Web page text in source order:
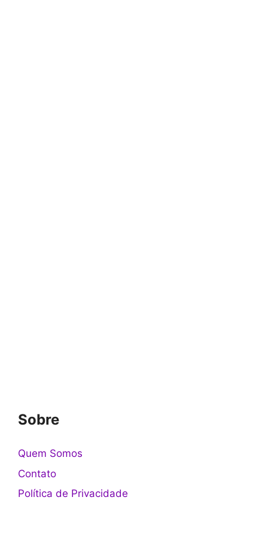
Sobre
Quem Somos
Contato
Política de Privacidade